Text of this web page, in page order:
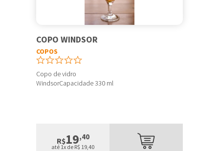
COPO WINDSOR
COPOS
Copo de vidro
WindsorCapacidade 330 ml
R$19,40
até 1x de R$ 19,40